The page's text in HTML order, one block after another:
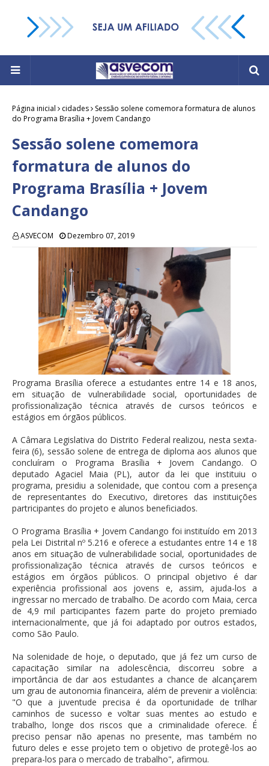
Página inicial cidades
Sessão solene comemora formatura de alunos
do Programa Brasília + Jovem Candango
Sessão solene comemora
formatura de alunos do
Programa Brasília + Jovem
Candango
ASVECOM Dezembro 07, 2019
Programa Brasília oferece a estudantes entre 14 e 18 anos,
em situação de vulnerabilidade social, oportunidades de
profissionalização técnica através de cursos teóricos e
estágios em órgãos públicos.
A Câmara Legislativa do Distrito Federal realizou, nesta sexta-
feira (6), sessão solene de entrega de diploma aos alunos que
concluíram o Programa Brasília + Jovem Candango. O
deputado Agaciel Maia (PL), autor da lei que instituiu o
programa, presidiu a solenidade, que contou com a presença
de representantes do Executivo, diretores das instituições
partricipantes do projeto e alunos beneficiados.
O Programa Brasília + Jovem Candango foi instituído em 2013
pela Lei Distrital nº 5.216 e oferece a estudantes entre 14 e 18
anos em situação de vulnerabilidade social, oportunidades de
profissionalização técnica através de cursos teóricos e
estágios em órgãos públicos. O principal objetivo é dar
experiência profissional aos jovens e, assim, ajuda-los a
ingressar no mercado de trabalho. De acordo com Maia, cerca
de 4,9 mil participantes fazem parte do projeto premiado
internacionalmente, que já foi adaptado por outros estados,
como São Paulo.
Na solenidade de hoje, o deputado, que já fez um curso de
capacitação similar na adolescência, discorreu sobre a
importância de dar aos estudantes a chance de alcançarem
um grau de autonomia financeira, além de prevenir a violência:
"O que a juventude precisa é da oportunidade de trilhar
caminhos de sucesso e voltar suas mentes ao estudo e
trabalho, longe dos riscos que a criminalidade oferece. É
preciso pensar não apenas no presente, mas também no
futuro deles e esse projeto tem o objetivo de protegê-los ao
prepara-los para o mercado de trabalho", afirmou.